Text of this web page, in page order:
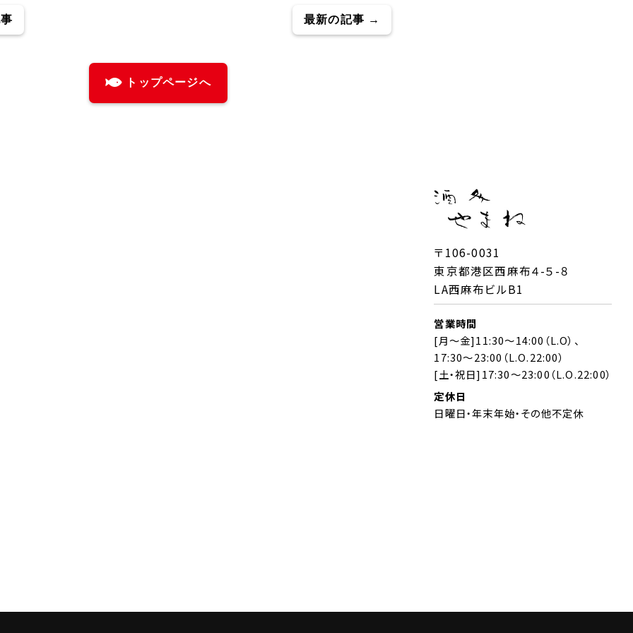
最新の記事 →
トップページへ
〒106-0031
東京都港区西麻布４-５-８
LA西麻布ビルB1
営業時間
[月～金]11:30～14:00（L.O）、
17:30～23:00（L.O.22:00）
[土・祝日]17:30～23:00（L.O.22:00）
定休日
日曜日・年末年始・その他不定休